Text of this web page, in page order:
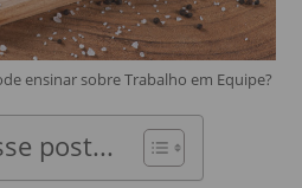
ensinar sobre Trabalho em Equipe?
post...